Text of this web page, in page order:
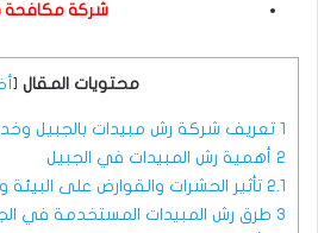
شركة مكافحة
محتويات المقال [
1 تعريف شركة رش مبيدات بالجبيل
2 أهمية رش المبيدات في الجبيل
2.1 تأثير الحشرات والقوارض على البيئة
3 طرق رش المبيدات المستخدمة في